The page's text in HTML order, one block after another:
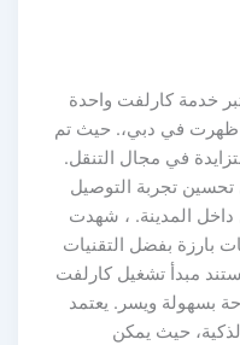
خدمة كارلفت واحدة
ظهرت في دبي،. حيث تم
في مجال التنقل.
تجربة التوصيل
المدينة. ، شهدت
بارزة بفضل التقنيات
مبدأ تشغيل كارلفت
بسهولة ويسر. يعتمد
حيث يمكن